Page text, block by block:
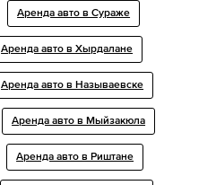
Аренда авто в Сураже
Аренда авто в Хырдалане
Аренда авто в Называевске
Аренда авто в Мыйзакюла
Аренда авто в Риштане